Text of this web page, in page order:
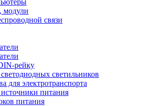
модули
связи
рейку
светильников
для электротранспорта
питания
питания